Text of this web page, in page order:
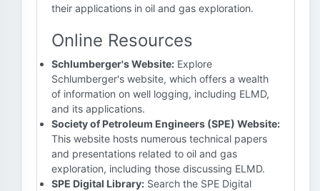
their applications in oil and gas exploration.
Online Resources
Schlumberger's Website: Explore
Schlumberger's website, which offers a wealth
of information on well logging, including ELMD,
and its applications.
Society of Petroleum Engineers (SPE) Website:
This website hosts numerous technical papers
and presentations related to oil and gas
exploration, including those discussing ELMD.
SPE Digital Library: Search the SPE Digital